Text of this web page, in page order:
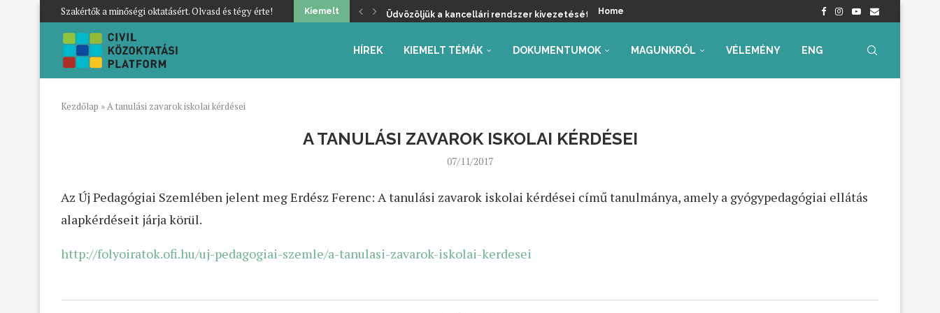
Szakértők a minőségi oktatásért. Olvasd és tégy érte! Kiemelt Üdvözöljük a kancellári rendszer kivezetését, de maradtak aggályaink
Home
HÍREK KIEMELT TÉMÁK DOKUMENTUMOK MAGUNKRÓL VÉLEMÉNY ENG
Kezdőlap »A tanulási zavarok iskolai kérdései
A TANULÁSI ZAVAROK ISKOLAI KÉRDÉSEI
07/11/2017
Az Új Pedagógiai Szemlében jelent meg Erdész Ferenc: A tanulási zavarok iskolai kérdései című tanulmánya, amely a gyógypedagógiai ellátás
alapkérdéseit járja körül.
http://folyoiratok.ofi.hu/uj-pedagogiai-szemle/a-tanulasi-zavarok-iskolai-kerdesei